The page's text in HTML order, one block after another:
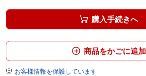
 購入手続きへ
 商品をかごに追加
 お客様情報を保護しています